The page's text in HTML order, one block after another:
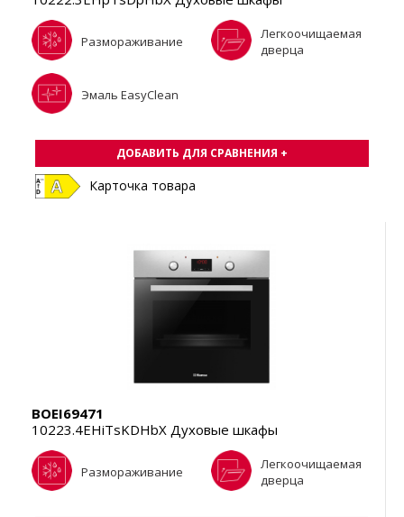
Размораживание
Легкоочищаемая
дверца
Эмаль EasyClean
ДОБАВИТЬ ДЛЯ СРАВНЕНИЯ +
Карточка товара
BOEI69471
10223.4EHiTsKDHbX Духовые шкафы
Размораживание
Легкоочищаемая
дверца